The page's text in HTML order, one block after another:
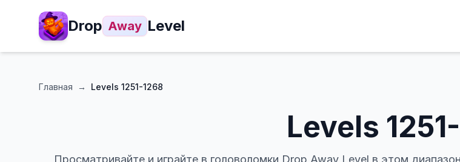
Drop Away Level
Главная → Levels 1251-1268
Levels
Просматривайте и играйте в головоломки Drop Away Level в этом